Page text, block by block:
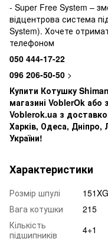
- Super Free System –
відцентрова система
System). Хочете
телефоном
050 444-17-22
096 206-50-50 >
Купити Котушку
магазині VoblerOk або
Voblerok.ua з
Харків, Одеса, Дніпро,
України!
Характеристики
Розмір шпулі
151XG
Вага котушки
215
Кількість
підшипників
4+1